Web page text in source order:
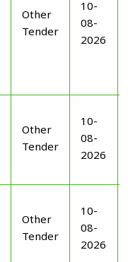
Other
Tender
10-
08-
2026
Other
Tender
10-
08-
2026
Other
Tender
10-
08-
2026